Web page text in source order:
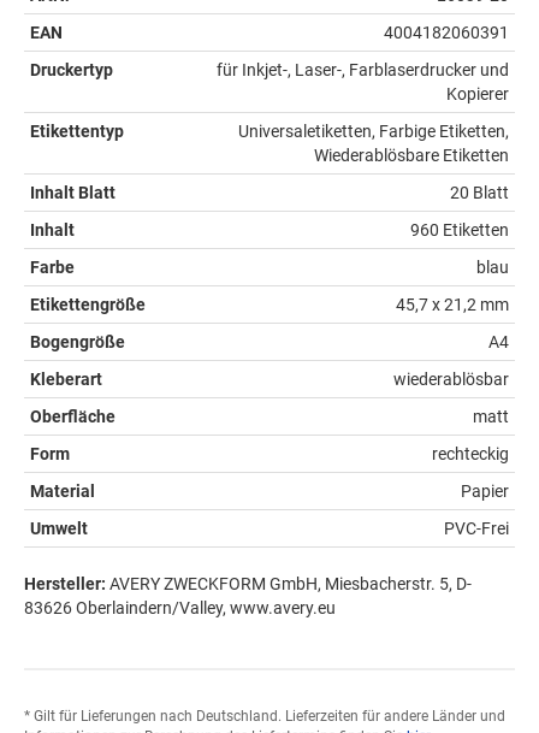
EAN
4004182060391
Druckertyp
für Inkjet-, Laser-, Farblaserdrucker und
Kopierer
Etikettentyp
Universaletiketten, Farbige Etiketten,
Wiederablösbare Etiketten
Inhalt Blatt
20 Blatt
Inhalt
960 Etiketten
Farbe
blau
Etikettengröße
45,7 x 21,2 mm
Bogengröße
A4
Kleberart
wiederablösbar
Oberfläche
matt
Form
rechteckig
Material
Papier
Umwelt
PVC-Frei
Hersteller: AVERY ZWECKFORM GmbH, Miesbacherstr. 5, D-
83626 Oberlaindern/Valley, www.avery.eu
* Gilt für Lieferungen nach Deutschland. Lieferzeiten für andere Länder und